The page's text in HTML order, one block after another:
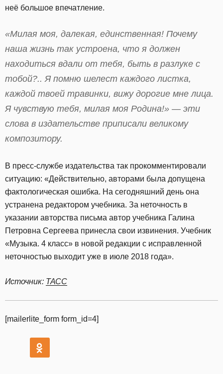
неё большое впечатление.
«Милая моя, далекая, единственная! Почему
наша жизнь так устроена, что я должен
находиться вдали от тебя, быть в разлуке с
тобой?.. Я помню шелест каждого листка,
каждой твоей травинки, вижу дорогие мне лица.
Я чувствую тебя, милая моя Родина!» — эти
слова в издательстве приписали великому
композитору.
В пресс-службе издательства так прокомментировали
ситуацию: «Действительно, авторами была допущена
фактологическая ошибка. На сегодняшний день она
устранена редактором учебника. За неточность в
указании авторства письма автор учебника Галина
Петровна Сергеева принесла свои извинения. Учебник
«Музыка. 4 класс» в новой редакции с исправленной
неточностью выходит уже в июле 2018 года».
Источник: ТАСС
[mailerlite_form form_id=4]